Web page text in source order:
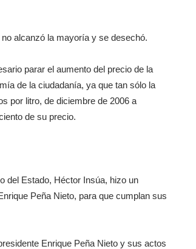
alcanzó la mayoría y se desechó.
parar el aumento del precio de la
de la ciudadanía, ya que tan sólo la
por litro, de diciembre de 2006 a
de su precio.
del Estado, Héctor Insúa, hizo un
Peña Nieto, para que cumplan sus
Enrique Peña Nieto y sus actos